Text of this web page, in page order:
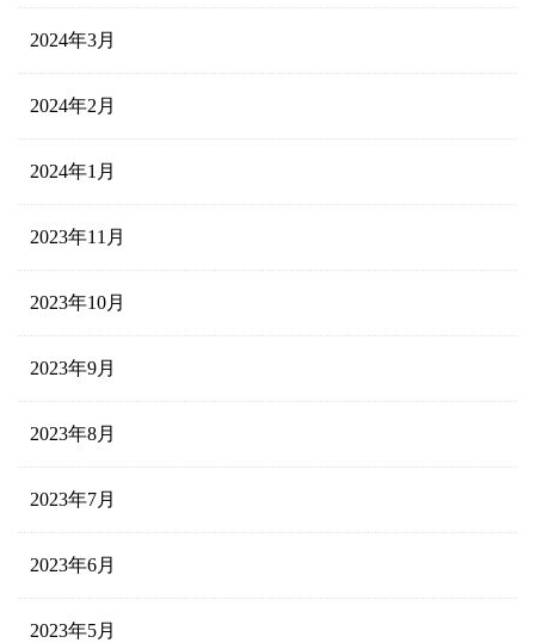
2024年3月
2024年2月
2024年1月
2023年11月
2023年10月
2023年9月
2023年8月
2023年7月
2023年6月
2023年5月